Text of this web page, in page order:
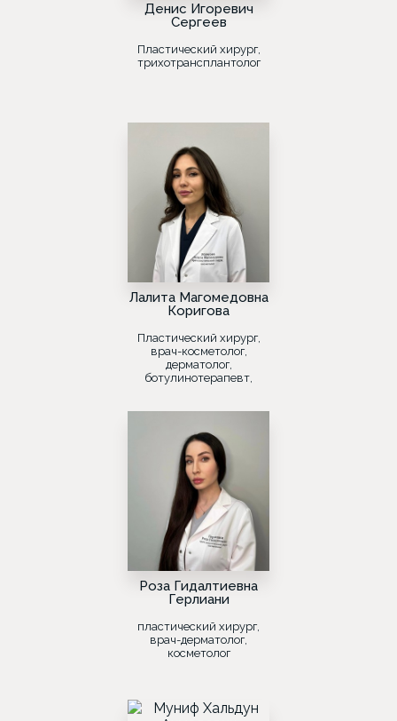
Денис Игоревич
Сергеев
Пластический хирург,
трихотрансплантолог
Лалита Магомедовна
Коригова
Пластический хирург,
врач-косметолог,
дерматолог,
ботулинотерапевт,
Роза Гидалтиевна
Герлиани
пластический хирург,
врач-дерматолог,
косметолог